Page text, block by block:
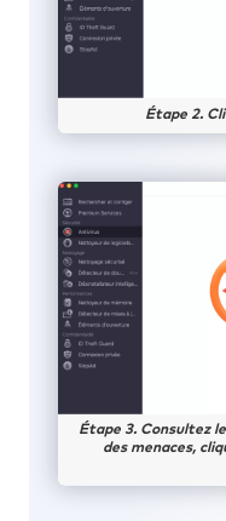
Étape 2.
Étape 3. Consultez
des menaces,